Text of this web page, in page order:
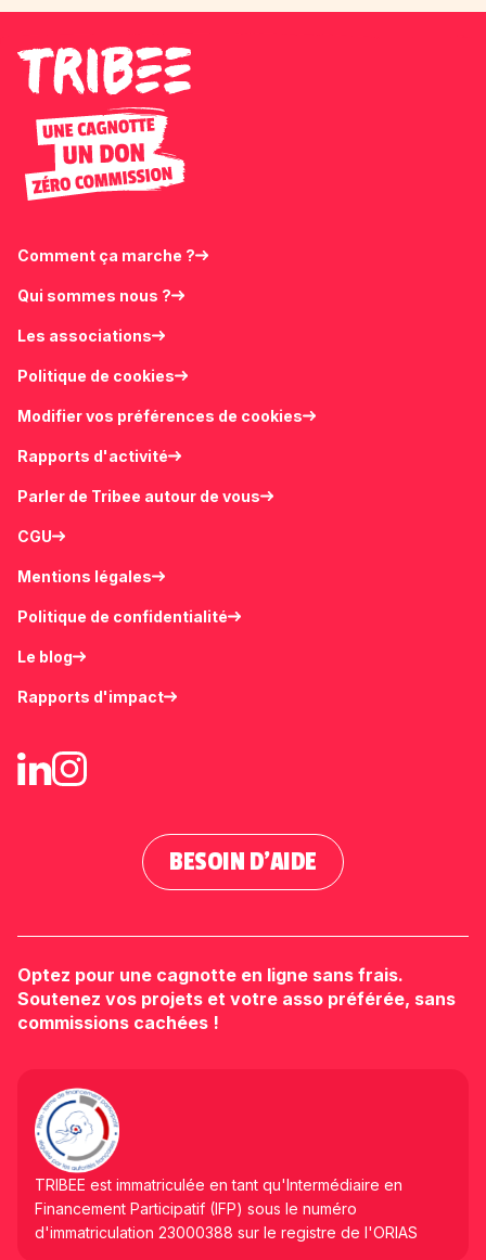
Comment ça marche ?
Qui sommes nous ?
Les associations
Politique de cookies
Modifier vos préférences de cookies
Rapports d'activité
Parler de Tribee autour de vous
CGU
Mentions légales
Politique de confidentialité
Le blog
Rapports d'impact
BESOIN D'AIDE
Optez pour une cagnotte en ligne sans frais.
Soutenez vos projets et votre asso préférée, sans
commissions cachées !
TRIBEE est immatriculée en tant qu'Intermédiaire en
Financement Participatif (IFP) sous le numéro
d'immatriculation 23000388 sur le registre de l'ORIAS